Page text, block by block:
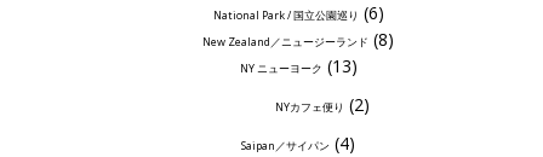
National Park / 国立公園巡り (6)
New Zealand／ニュージーランド (8)
NY ニューヨーク (13)
NYカフェ便り (2)
Saipan／サイパン (4)